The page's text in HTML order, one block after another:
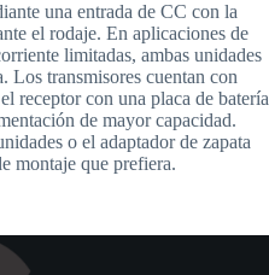
una entrada de CC con la
el rodaje. En aplicaciones de
limitadas, ambas unidades
Los transmisores cuentan con
receptor con una placa de batería
de mayor capacidad.
o el adaptador de zapata
montaje que prefiera.